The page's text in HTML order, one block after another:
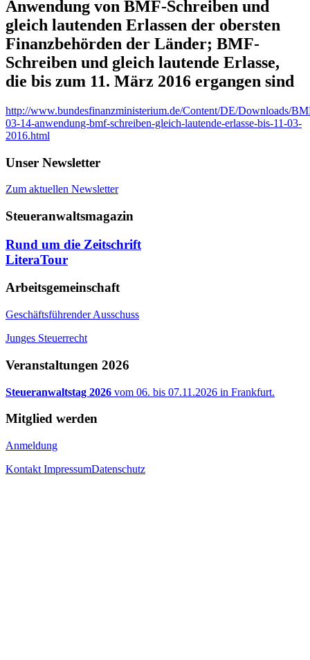
Anwendung von BMF-Schreiben und
gleich lautenden Erlassen der obersten
Finanzbehörden der Länder; BMF-
Schreiben und gleich lautende Erlasse,
die bis zum 11. März 2016 ergangen sind
http://www.bundesfinanzministerium.de/Content/DE/Downloads/
03-14-anwendung-bmf-schreiben-gleich-lautende-erlasse-bis-11-03-
2016.html
Unser Newsletter
Zum aktuellen Newsletter
Steueranwaltsmagazin
Rund um die Zeitschrift
LiteraTour
Arbeitsgemeinschaft
Geschäftsführender Ausschuss
Junges Steuerrecht
Veranstaltungen 2026
Steueranwaltstag 2026 vom 06. bis 07.11.2026 in Frankfurt.
Mitglied werden
Anmeldung
Kontakt ImpressumDatenschutz